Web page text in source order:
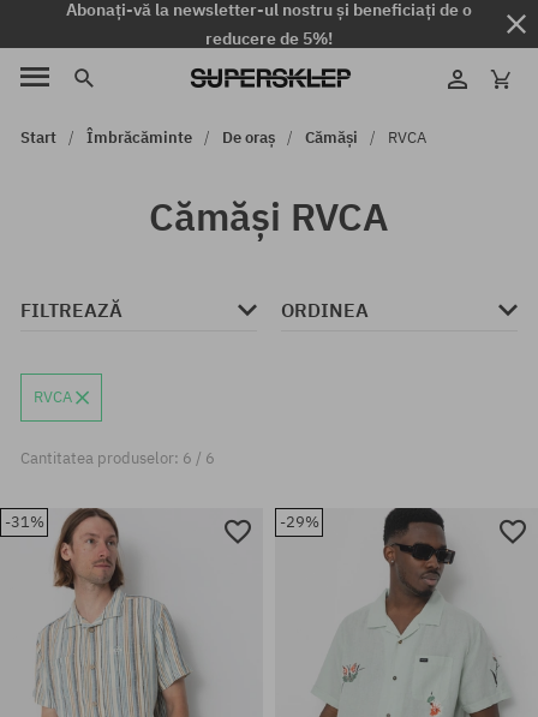
Abonați-vă la newsletter-ul nostru și beneficiați de o
reducere de 5%!
Start Îmbrăcăminte De oraș Cămăși RVCA
Cămăși RVCA
FILTREAZĂ ORDINEA
RVCA
Cantitatea produselor: 6 / 6
-31% -29%